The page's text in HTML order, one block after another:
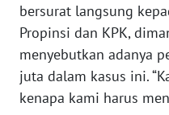
bersurat langsung
Propinsi dan KPK,
menyebutkan adanya
juta dalam kasus ini.
kenapa kami harus
TENTANG
PEDOMAN
MEDIA